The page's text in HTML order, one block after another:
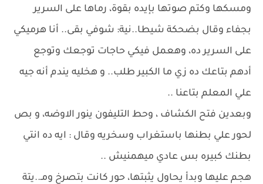
ومسكها وكتم صوتها بإيده بقوة، رماها على السرير
بجفاء وقال بضحكة شيطا..نية: شوفي بقى.. أنا هرميكي
على السرير ده، وهعمل فيكي حاجات توجعك وتوجع
أدهم بتاعك ده زي ما الكبير طلب.. و هخليه يندم أنه جيه
علي المعلم بتاعنا ..
وبعدين فتح الكشاف ، وحط التليفون ينور الاوضه، و بص
لحور علي بطنها باستغراب وسخريه وقال : ايه ده انتي
بطنك كبيره بس عادي ميهمنيش ..
هجم عليها وبدأ يحاول يثبتها، حور كانت بتصرخ ومـ..يتة